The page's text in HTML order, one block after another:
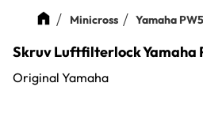
Minicross Yamaha
Skruv Luftfilterlock Yamaha
Original Yamaha